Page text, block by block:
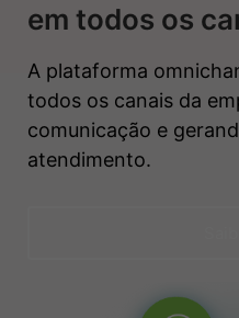
em todos os
A plataforma
todos os canais da
comunicação e
atendimento.